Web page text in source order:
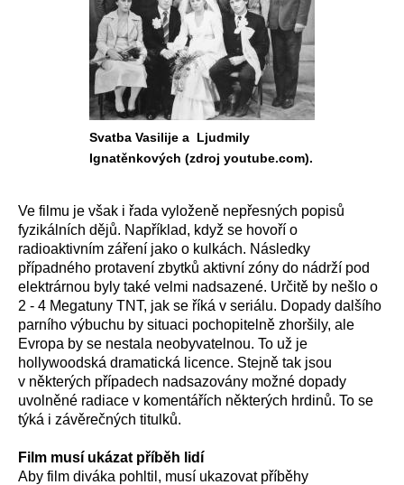
Svatba Vasilije a Ljudmily
Ignatěnkových (zdroj youtube.com).
Ve filmu je však i řada vyloženě nepřesných popisů
fyzikálních dějů. Například, když se hovoří o
radioaktivním záření jako o kulkách. Následky
případného protavení zbytků aktivní zóny do nádrží pod
elektrárnou byly také velmi nadsazené. Určitě by nešlo o
2 - 4 Megatuny TNT, jak se říká v seriálu. Dopady dalšího
parního výbuchu by situaci pochopitelně zhoršily, ale
Evropa by se nestala neobyvatelnou. To už je
hollywoodská dramatická licence. Stejně tak jsou
v některých případech nadsazovány možné dopady
uvolněné radiace v komentářích některých hrdinů. To se
týká i závěrečných titulků.
Film musí ukázat příběh lidí
Aby film diváka pohltil, musí ukazovat příběhy